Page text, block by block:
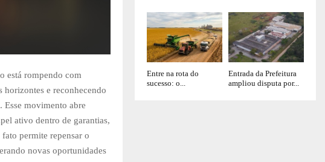
está rompendo com
horizontes e reconhecendo
Esse movimento abre
ativo dentro de garantias,
permite repensar o
novas oportunidades
Entre na rota do
sucesso: o...
Entrada da Prefeitura
ampliou disputa por...